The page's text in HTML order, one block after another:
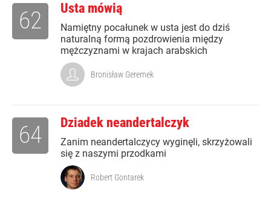
Usta mówią
Namiętny pocałunek w usta jest do dziś
naturalną formą pozdrowienia między
mężczyznami w krajach arabskich
62
Bronisław Geremek
Dziadek neandertalczyk
Zanim neandertalczycy wyginęli, skrzyżowali
się z naszymi przodkami
64
Robert Gontarek